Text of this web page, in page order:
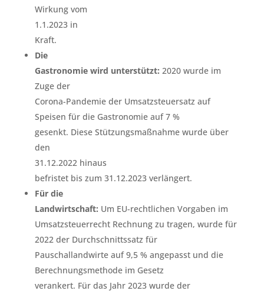
Wirkung vom
1.1.2023 in
Kraft.
Die
Gastronomie wird unterstützt: 2020 wurde im
Zuge der
Corona-Pandemie der Umsatzsteuersatz auf
Speisen für die Gastronomie auf 7 %
gesenkt. Diese Stützungsmaßnahme wurde über
den
31.12.2022 hinaus
befristet bis zum 31.12.2023 verlängert.
Für die
Landwirtschaft: Um EU-rechtlichen Vorgaben im
Umsatzsteuerrecht Rechnung zu tragen, wurde für
2022 der Durchschnittssatz für
Pauschallandwirte auf 9,5 % angepasst und die
Berechnungsmethode im Gesetz
verankert. Für das Jahr 2023 wurde der